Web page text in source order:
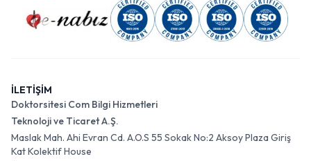
İLETİŞİM
Doktorsitesi Com Bilgi Hizmetleri
Teknoloji ve Ticaret A.Ş.
Maslak Mah. Ahi Evran Cd. A.O.S 55 Sokak No:2 Aksoy Plaza Giriş
Kat Kolektif House